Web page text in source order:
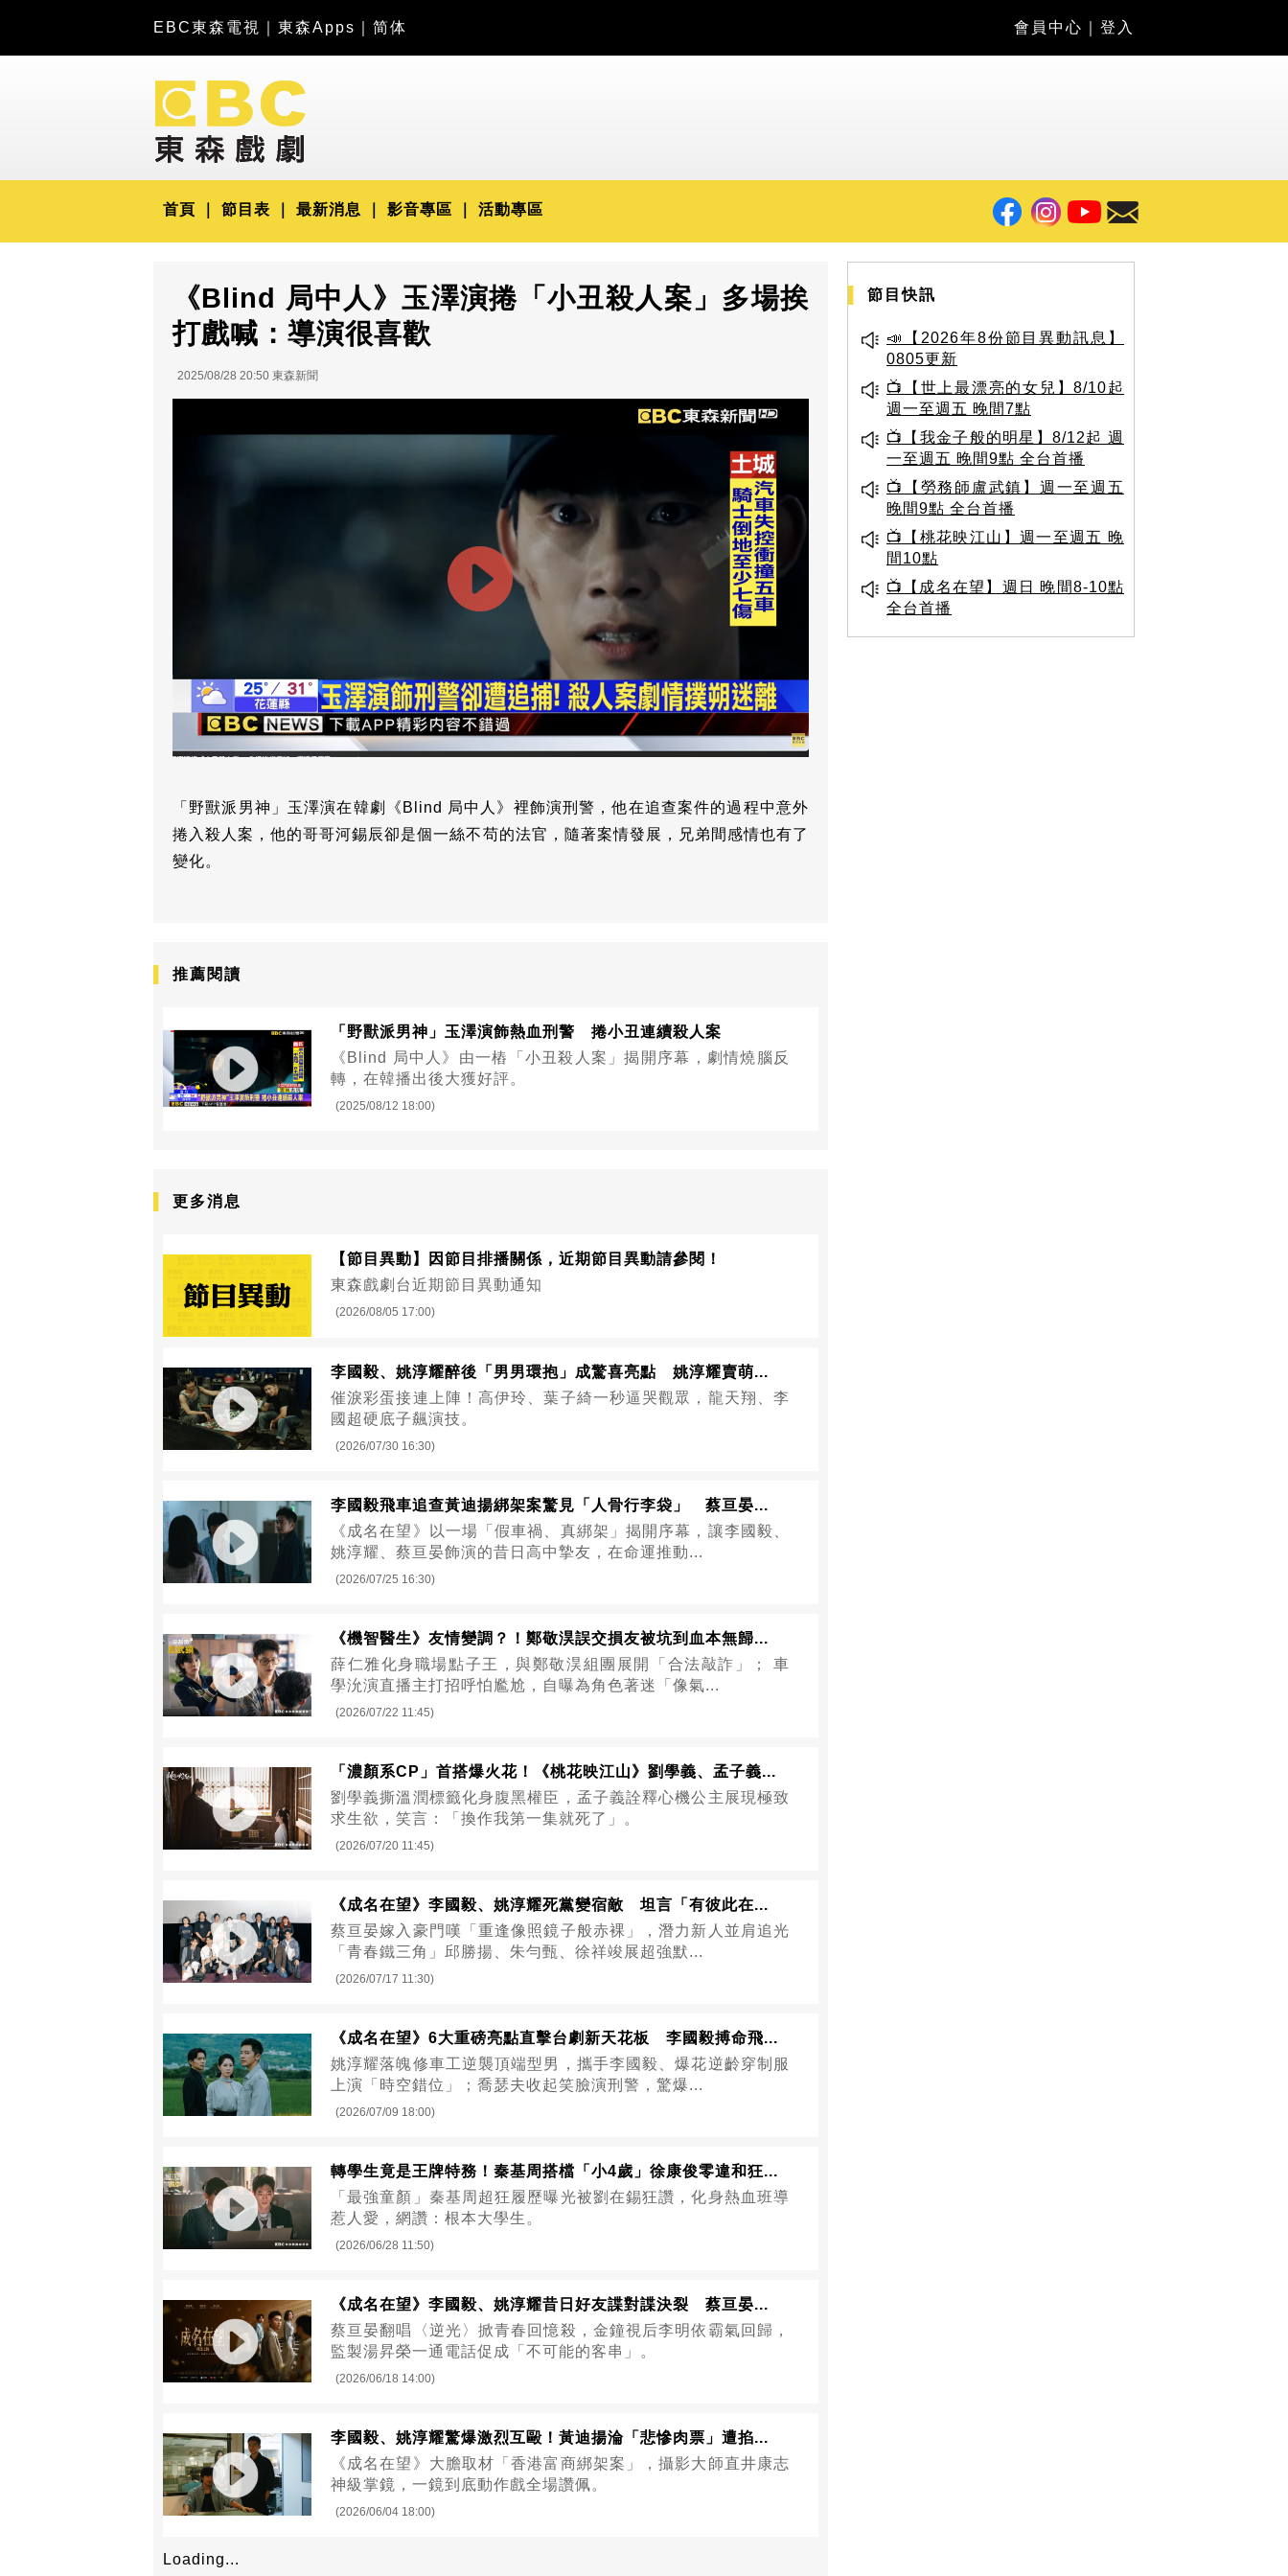
EBC東森電視 東森Apps 简体 會員中心 登入
首頁 節目表 最新消息 影音專區 活動專區
《Blind 局中人》玉澤演捲「小丑殺人案」多場挨
打戲喊：導演很喜歡
2025/08/28 20:50 東森新聞
「野獸派男神」玉澤演在韓劇《Blind 局中人》裡飾演刑警，他在追查案件的過程中意外
捲入殺人案，他的哥哥河錫辰卻是個一絲不苟的法官，隨著案情發展，兄弟間感情也有了
變化。
推薦閱讀
「野獸派男神」玉澤演飾熱血刑警 捲小丑連續殺人案
《Blind 局中人》由一樁「小丑殺人案」揭開序幕，劇情燒腦反
轉，在韓播出後大獲好評。
(2025/08/12 18:00)
更多消息
【節目異動】因節目排播關係，近期節目異動請參閱！
東森戲劇台近期節目異動通知
(2026/08/05 17:00)
李國毅、姚淳耀醉後「男男環抱」成驚喜亮點 姚淳耀賣萌...
催淚彩蛋接連上陣！高伊玲、葉子綺一秒逼哭觀眾，龍天翔、李
國超硬底子飆演技。
(2026/07/30 16:30)
李國毅飛車追查黃迪揚綁架案驚見「人骨行李袋」 蔡亘晏...
《成名在望》以一場「假車禍、真綁架」揭開序幕，讓李國毅、
姚淳耀、蔡亘晏飾演的昔日高中摯友，在命運推動...
(2026/07/25 16:30)
《機智醫生》友情變調？！鄭敬淏誤交損友被坑到血本無歸...
薛仁雅化身職場點子王，與鄭敬淏組團展開「合法敲詐」； 車
學沇演直播主打招呼怕尷尬，自曝為角色著迷「像氣...
(2026/07/22 11:45)
「濃顏系CP」首搭爆火花！《桃花映江山》劉學義、孟子義...
劉學義撕溫潤標籤化身腹黑權臣，孟子義詮釋心機公主展現極致
求生欲，笑言：「換作我第一集就死了」。
(2026/07/20 11:45)
《成名在望》李國毅、姚淳耀死黨變宿敵 坦言「有彼此在...
蔡亘晏嫁入豪門嘆「重逢像照鏡子般赤裸」，潛力新人並肩追光
「青春鐵三角」邱勝揚、朱勻甄、徐祥竣展超強默...
(2026/07/17 11:30)
《成名在望》6大重磅亮點直擊台劇新天花板 李國毅搏命飛...
姚淳耀落魄修車工逆襲頂端型男，攜手李國毅、爆花逆齡穿制服
上演「時空錯位」；喬瑟夫收起笑臉演刑警，驚爆...
(2026/07/09 18:00)
轉學生竟是王牌特務！秦基周搭檔「小4歲」徐康俊零違和狂...
「最強童顏」秦基周超狂履歷曝光被劉在錫狂讚，化身熱血班導
惹人愛，網讚：根本大學生。
(2026/06/28 11:50)
《成名在望》李國毅、姚淳耀昔日好友諜對諜決裂 蔡亘晏...
蔡亘晏翻唱〈逆光〉掀青春回憶殺，金鐘視后李明依霸氣回歸，
監製湯昇榮一通電話促成「不可能的客串」。
(2026/06/18 14:00)
李國毅、姚淳耀驚爆激烈互毆！黃迪揚淪「悲慘肉票」遭掐...
《成名在望》大膽取材「香港富商綁架案」，攝影大師直井康志
神級掌鏡，一鏡到底動作戲全場讚佩。
(2026/06/04 18:00)
Loading...
節目快訊
📣【2026年8份節目異動訊息】
0805更新
📺【世上最漂亮的女兒】8/10起
週一至週五 晚間7點
📺【我金子般的明星】8/12起 週
一至週五 晚間9點 全台首播
📺【勞務師盧武鎮】週一至週五
晚間9點 全台首播
📺【桃花映江山】週一至週五 晚
間10點
📺【成名在望】週日 晚間8-10點
全台首播